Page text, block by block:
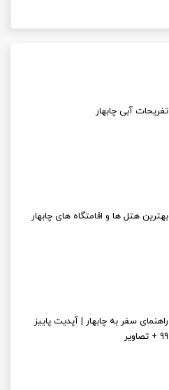
تفریحات آبی چابهار
بهترین هتل ها و اقامتگاه های چابهار
راهنمای سفر به چابهار | آپدیت پاییز
99 + تصاویر